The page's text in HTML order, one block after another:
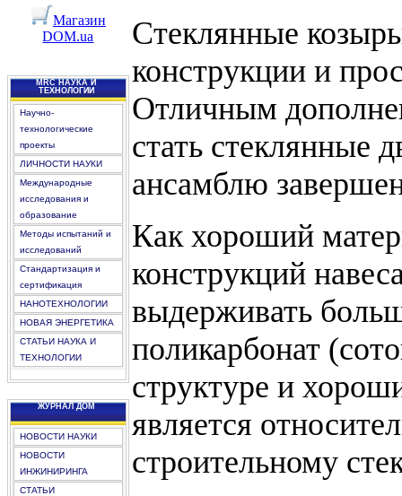
Магазин
DOM.ua
MRC НАУКА И
ТЕХНОЛОГИИ
Научно-
технологические
проекты
ЛИЧНОСТИ НАУКИ
Международные
исследования и
образование
Методы испытаний и
исследований
Стандартизация и
сертификация
НАНОТЕХНОЛОГИИ
НОВАЯ ЭНЕРГЕТИКА
СТАТЬИ НАУКА И
ТЕХНОЛОГИИ
ЖУРНАЛ ДОМ
НОВОСТИ НАУКИ
НОВОСТИ
ИНЖИНИРИНГА
СТАТЬИ
Стеклянные
конструкции и
Отличным
стать стеклянные
ансамблю
Как хороший
конструкций
выдерживать
поликарбонат
структуре и
является
строительному